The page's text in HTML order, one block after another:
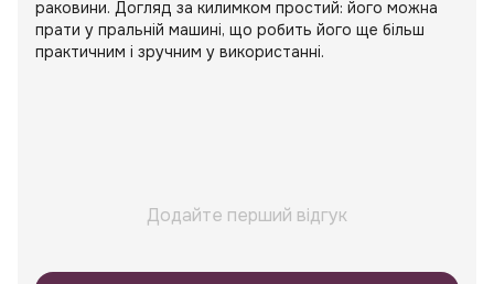
раковини. Догляд за килимком простий: його можна
прати у пральній машині, що робить його ще більш
практичним і зручним у використанні.
Додайте перший відгук